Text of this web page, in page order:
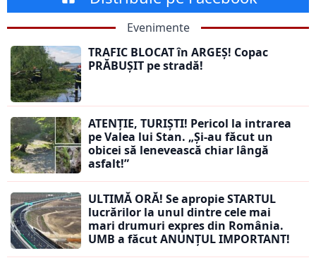
Evenimente
TRAFIC BLOCAT în ARGEȘ! Copac
PRĂBUȘIT pe stradă!
ATENȚIE, TURIȘTI! Pericol la intrarea
pe Valea lui Stan. „Și-au făcut un
obicei să lenevească chiar lângă
asfalt!”
ULTIMĂ ORĂ! Se apropie STARTUL
lucrărilor la unul dintre cele mai
mari drumuri expres din România.
UMB a făcut ANUNȚUL IMPORTANT!